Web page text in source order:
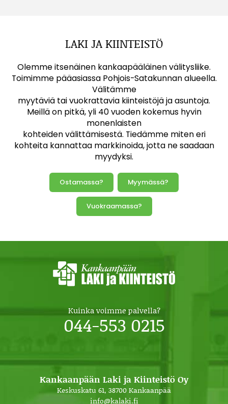
LAKI JA KIINTEISTÖ
Olemme itsenäinen kankaapääläinen välitysliike.
Toimimme pääasiassa Pohjois-Satakunnan alueella.
Välitämme
myytäviä tai vuokrattavia kiinteistöjä ja asuntoja.
Meillä on pitkä, yli 40 vuoden kokemus hyvin
monenlaisten
kohteiden välittämisestä. Tiedämme miten eri
kohteita kannattaa markkinoida, jotta ne saadaan
myydyksi.
Ostamassa? Myymässä?
Vuokraamassa?
Kuinka voimme palvella?
044-553 0215
Kankaanpään Laki ja Kiinteistö Oy
Keskuskatu 61, 38700 Kankaanpää
info@kalaki.fi